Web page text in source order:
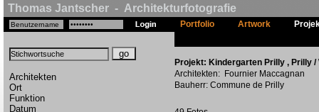
Thomas Jantscher - Architekturfotografie
Architekten
Ort
Funktion
Datum
Portfolio Artwork
Projekt: Kindergarten Prilly , Prilly /
Architekten: Fournier Maccagnan
Bauherr: Commune de Prilly